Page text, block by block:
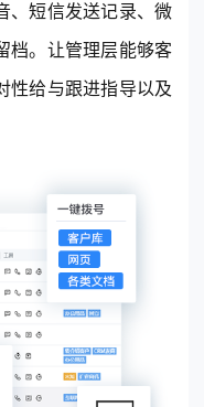
、短信发送记录、微
档。让管理层能够客
性给与跟进指导以及